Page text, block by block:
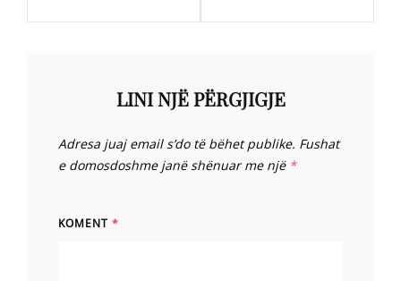
LINI NJË PËRGJIGJE
Adresa juaj email s’do të bëhet publike. Fushat
e domosdoshme janë shënuar me një *
KOMENT *